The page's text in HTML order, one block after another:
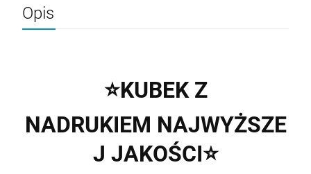
Opis
⭐KUBEK Z
NADRUKIEM NAJWYŻSZE
J JAKOŚCI⭐